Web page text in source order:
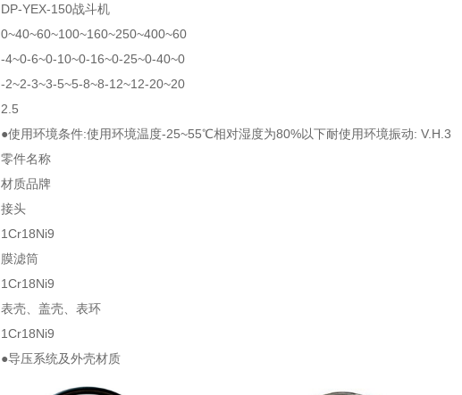
DP-YEX-150战斗机
0~40~60~100~160~250~400~60
-4~0-6~0-10~0-16~0-25~0-40~0
-2~2-3~3-5~5-8~8-12~12-20~20
2.5
●使用环境条件:使用环境温度-25~55℃相对湿度为80%以下耐使用环境振动: V.H.3
零件名称
材质品牌
接头
1Cr18Ni9
膜滤筒
1Cr18Ni9
表壳、盖壳、表环
1Cr18Ni9
●导压系统及外壳材质